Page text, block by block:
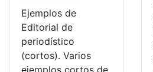
Ejemplos de
Editorial de
periodístico
(cortos). Varios